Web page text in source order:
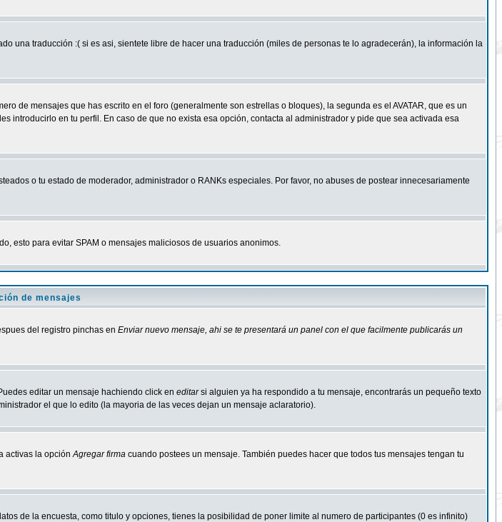
una traducción :( si es asi, sientete libre de hacer una traducción (miles de personas te lo agradecerán), la información la
de mensajes que has escrito en el foro (generalmente son estrellas o bloques), la segunda es el AVATAR, que es un
en tu perfil. En caso de que no exista esa opción, contacta al administrador y pide que sea activada esa
o tu estado de moderador, administrador o RANKs especiales. Por favor, no abuses de postear innecesariamente
esto para evitar SPAM o mensajes maliciosos de usuarios anonimos.
de mensajes
del registro pinchas en Enviar nuevo mensaje, ahi se te presentará un panel con el que facilmente publicarás un
editar un mensaje hachiendo click en editarsi alguien ya ha respondido a tu mensaje, encontrarás un pequeño texto
el que lo edito (la mayoria de las veces dejan un mensaje aclaratorio).
activas la opciónAgregar firma cuando postees un mensaje. También puedes hacer que todos tus mensajes tengan tu
de la encuesta, como titulo y opciones, tienes la posibilidad de poner limite al numero de participantes (0 es infinito)